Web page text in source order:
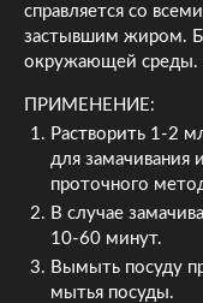
справляется со
застывшим жиром.
окружающей среды.
ПРИМЕНЕНИЕ:
Растворить 1-2
для
проточного
В случае
10-60 минут.
Вымыть посуду
мытья посуды.